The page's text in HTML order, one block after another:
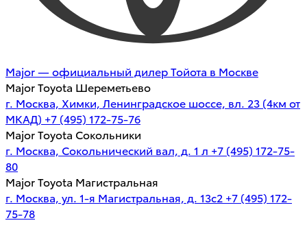
Major — официальный дилер Тойота в Москве
Major Toyota Шереметьево
г. Москва, Химки, Ленинградское шоссе, вл. 23 (4км от
МКАД) +7 (495) 172-75-76
Major Toyota Сокольники
г. Москва, Сокольнический вал, д. 1 л +7 (495) 172-75-
80
Major Toyota Магистральная
г. Москва, ул. 1-я Магистральная, д. 13с2 +7 (495) 172-
75-78